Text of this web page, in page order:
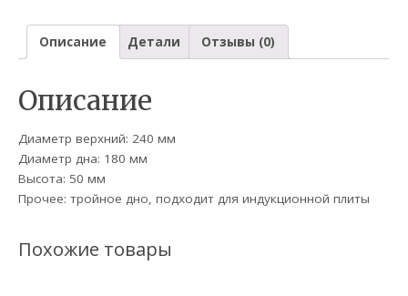
Описание Детали Отзывы (0)
Описание
Диаметр верхний: 240 мм
Диаметр дна: 180 мм
Высота: 50 мм
Прочее: тройное дно, подходит для индукционной плиты
Похожие товары